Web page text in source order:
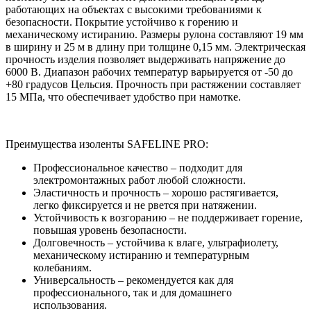
работающих на объектах с высокими требованиями к
безопасности. Покрытие устойчиво к горению и
механическому истиранию. Размеры рулона составляют 19 мм
в ширину и 25 м в длину при толщине 0,15 мм. Электрическая
прочность изделия позволяет выдерживать напряжение до
6000 В. Диапазон рабочих температур варьируется от -50 до
+80 градусов Цельсия. Прочность при растяжении составляет
15 МПа, что обеспечивает удобство при намотке.
Преимущества изоленты SAFELINE PRO:
Профессиональное качество – подходит для
электромонтажных работ любой сложности.
Эластичность и прочность – хорошо растягивается,
легко фиксируется и не рвется при натяжении.
Устойчивость к возгоранию – не поддерживает горение,
повышая уровень безопасности.
Долговечность – устойчива к влаге, ультрафиолету,
механическому истиранию и температурным
колебаниям.
Универсальность – рекомендуется как для
профессионального, так и для домашнего
использования.